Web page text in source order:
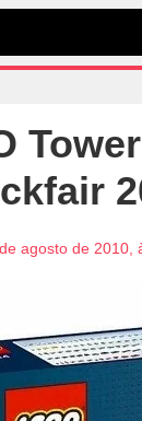
agosto de 2010,